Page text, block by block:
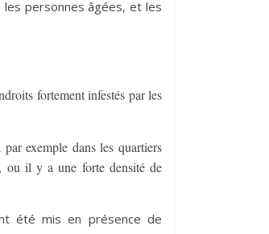
personnes âgées, et les
fortement infestés par les
exemple dans les quartiers
ou il y a une forte densité de
été mis en présence de